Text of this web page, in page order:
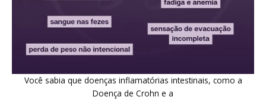
Você sabia que doenças inflamatórias intestinais, como a
Doença de Crohn e a